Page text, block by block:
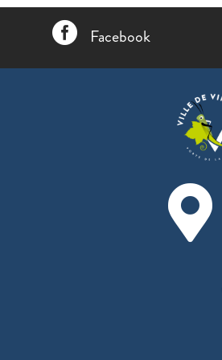
 Facebook
